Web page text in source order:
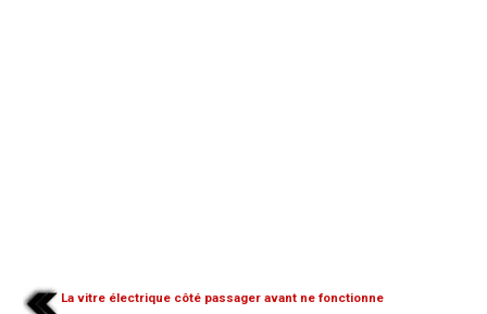
La vitre électrique côté passager avant ne fonctionne